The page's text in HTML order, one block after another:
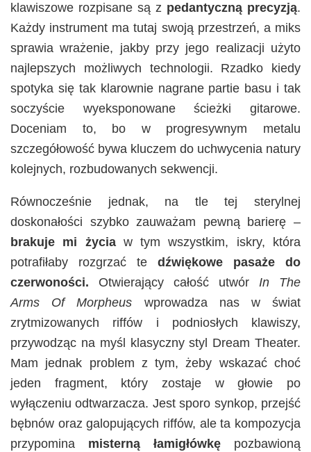
klawiszowe rozpisane są z pedantyczną precyzją.
Każdy instrument ma tutaj swoją przestrzeń, a miks
sprawia wrażenie, jakby przy jego realizacji użyto
najlepszych możliwych technologii. Rzadko kiedy
spotyka się tak klarownie nagrane partie basu i tak
soczyście wyeksponowane ścieżki gitarowe.
Doceniam to, bo w progresywnym metalu
szczegółowość bywa kluczem do uchwycenia natury
kolejnych, rozbudowanych sekwencji.
Równocześnie jednak, na tle tej sterylnej
doskonałości szybko zauważam pewną barierę –
brakuje mi życiaw tym wszystkim, iskry, która
potrafiłaby rozgrzać te dźwiękowe pasaże do
czerwoności. Otwierający całość utwór In The
Arms Of Morpheus wprowadza nas w świat
zrytmizowanych riffów i podniosłych klawiszy,
przywodząc na myśl klasyczny styl Dream Theater.
Mam jednak problem z tym, żeby wskazać choć
jeden fragment, który zostaje w głowie po
wyłączeniu odtwarzacza. Jest sporo synkop, przejść
bębnów oraz galopujących riffów, ale ta kompozycja
przypomina misterną łamigłówkę pozbawioną